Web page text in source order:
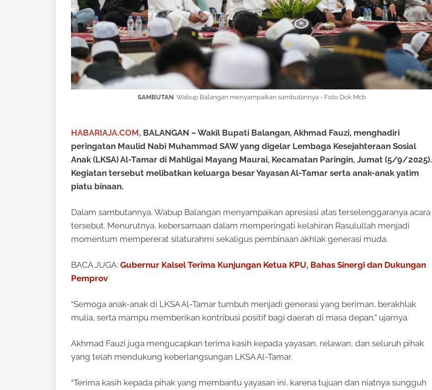
SAMBUTAN: Wabup Balangan menyampaikan sambutannya - Foto Dok Mcb
HABARIAJA.COM, BALANGAN – Wakil Bupati Balangan, Akhmad Fauzi, menghadiri
peringatan Maulid Nabi Muhammad SAW yang digelar Lembaga Kesejahteraan Sosial
Anak (LKSA) Al-Tamar di Mahligai Mayang Maurai, Kecamatan Paringin, Jumat (5/9/2025).
Kegiatan tersebut melibatkan keluarga besar Yayasan Al-Tamar serta anak-anak yatim
piatu binaan.
Dalam sambutannya, Wabup Balangan menyampaikan apresiasi atas terselenggaranya acara
tersebut. Menurutnya, kebersamaan dalam memperingati kelahiran Rasulullah menjadi
momentum mempererat silaturahmi sekaligus pembinaan akhlak generasi muda.
BACA JUGA: Gubernur Kalsel Terima Kunjungan Ketua KPU, Bahas Sinergi dan Dukungan
Pemprov
“Semoga anak-anak di LKSA Al-Tamar tumbuh menjadi generasi yang beriman, berakhlak
mulia, serta mampu memberikan kontribusi positif bagi daerah di masa depan,” ujarnya.
Akhmad Fauzi juga mengucapkan terima kasih kepada yayasan, relawan, dan seluruh pihak
yang telah mendukung keberlangsungan LKSA Al-Tamar.
“Terima kasih kepada pihak yang membantu yayasan ini, karena tujuan dan niatnya sungguh